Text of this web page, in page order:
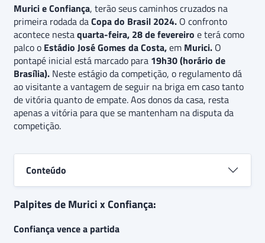
Murici e Confiançase enfrentam em partida válida
pela primeira rodada daCopa do Brasil 2024. Dono
de uma campanha sólida no estadual alagoano, o
Muricirecebe o principal clube deSergipenesta
estreia. Opalpite é de vitóriadoConfiança, que deve
explorar bem os contra-ataques de uma equipe que
precisa da vitória. Além disso, há a expectativa de
alguns gols, indicando uma aposta de“acima de 1.5
gols”no jogo.
Murici e Confiança, terão seus caminhos cruzados na
primeira rodada daCopa do Brasil 2024. O confronto
acontece nestaquarta-feira, 28 de fevereiro e terá como
palco o Estádio José Gomes da Costa,em Murici. O
pontapé inicial está marcado para 19h30 (horário de
Brasília). Neste estágio da competição, o regulamento dá
ao visitante a vantagem de seguir na briga em caso tanto
de vitória quanto de empate. Aos donos da casa, resta
apenas a vitória para que se mantenham na disputa da
competição.
Conteúdo
Palpites de Murici x Confiança:
Confiança vence a partida